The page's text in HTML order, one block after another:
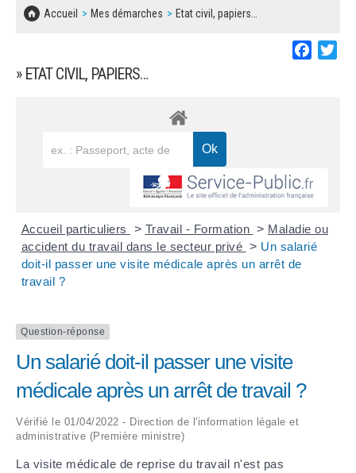
Accueil Mes démarches Etat civil, papiers…
» ETAT CIVIL, PAPIERS…
Accueil particuliers > Travail - Formation > Maladie ou
accident du travail dans le secteur privé > Un salarié
doit-il passer une visite médicale après un arrêt de
travail ?
Question-réponse
Un salarié doit-il passer une visite
médicale après un arrêt de travail ?
Vérifié le 01/04/2022 - Direction de l'information légale et
administrative (Première ministre)
La visite médicale de reprise du travail n'est pas
CONCERTATIONS PUBLIQUES
SOLIDARITÉ, LOGEMENT
DECHETS
SIGNALEMENTS
BESOIN D'UNE AIDE ?
LES ASSOCIATIONS
MARCHÉS PUBLICS
REGLEMENT LOCAL DE PUBLICITÉ
DECLARATION DE DEMARCHAGE
DOSSIER DE DEMANDE DE SUBVENTION
DEMANDE DE PRÊT DE MATERIEL
PLAN D'ACTION MUNICIPAL
ARRÊTÉS MUNICIPAUX
DÉLIBÉRATIONS